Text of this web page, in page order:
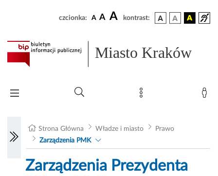
czcionka: A A A kontrast:
Miasto Kraków
Strona Główna Władze i miasto
Prawo
Zarządzenia PMK
Zarządzenia Prezydenta